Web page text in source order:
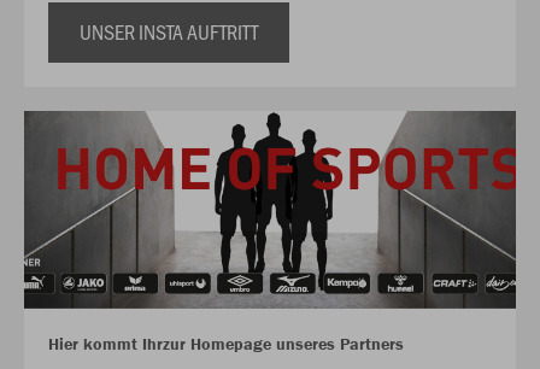
UNSER INSTA AUFTRITT
Hier kommt Ihrzur Homepage unseres Partners